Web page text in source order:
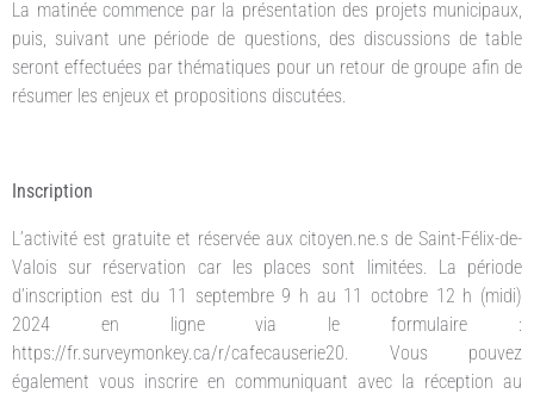
La matinée commence par la présentation des projets municipaux,
puis, suivant une période de questions, des discussions de table
seront effectuées par thématiques pour un retour de groupe afin de
résumer les enjeux et propositions discutées.
Inscription
L’activité est gratuite et réservée aux citoyen.ne.s de Saint-Félix-de-
Valois sur réservation car les places sont limitées. La période
d’inscription est du 11 septembre 9 h au 11 octobre 12 h (midi)
2024 en ligne via le formulaire :
https://fr.surveymonkey.ca/r/cafecauserie20. Vous pouvez
également vous inscrire en communiquant avec la réception au